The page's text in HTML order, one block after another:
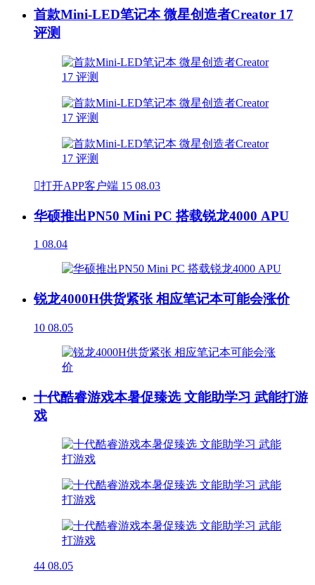
首款Mini-LED笔记本 微星创造者Creator 17
评测
打开APP客户端 15 08.03
华硕推出PN50 Mini PC 搭载锐龙4000 APU
1 08.04
锐龙4000H供货紧张 相应笔记本可能会涨价
10 08.05
十代酷睿游戏本暑促臻选 文能助学习 武能打游
戏
44 08.05